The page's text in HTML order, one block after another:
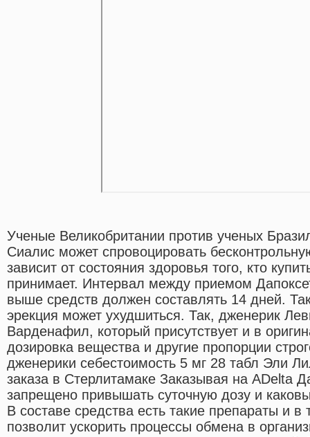
Ученые Великобритании против ученых
Сиалис может спровоцировать
зависит от состояния здоровья того, кто
принимает. Интервал между приемом
выше средств должен составлять 14 дней.
эрекция может ухудшиться. Так, дженерик
Варденафил, который присутствует и в
дозировка вещества и другие пропорции
дженерики себестоимость 5 мг 28 табл Эли
заказа в Стерлитамаке Заказывая на ADelta
запрещено привышать суточную дозу и
В составе средства есть такие препараты и в
позволит ускорить процессы обмена в